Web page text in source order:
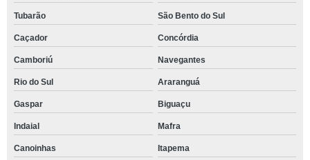
Tubarão São Bento do Sul
Caçador Concórdia
Camboriú Navegantes
Rio do Sul Araranguá
Gaspar Biguaçu
Indaial Mafra
Canoinhas Itapema